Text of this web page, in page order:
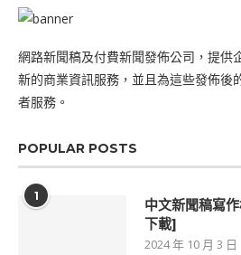
網路新聞稿及付費新聞發佈公司，提供
新的商業資訊服務，並且為這些發佈後
者服務。
POPULAR POSTS
1
中文新聞稿寫
下載]
2024 年 10 月 3 日